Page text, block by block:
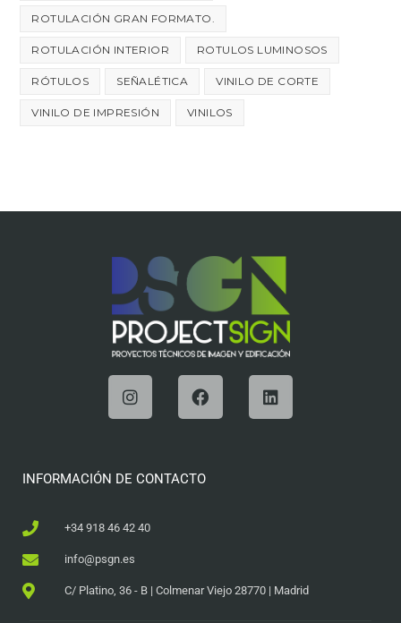
ROTULACIÓN GRAN FORMATO.
ROTULACIÓN INTERIOR ROTULOS LUMINOSOS
RÓTULOS SEÑALÉTICA VINILO DE CORTE
VINILO DE IMPRESIÓN VINILOS
INFORMACIÓN DE CONTACTO
+34 918 46 42 40
info@psgn.es
C/ Platino, 36 - B | Colmenar Viejo 28770 | Madrid